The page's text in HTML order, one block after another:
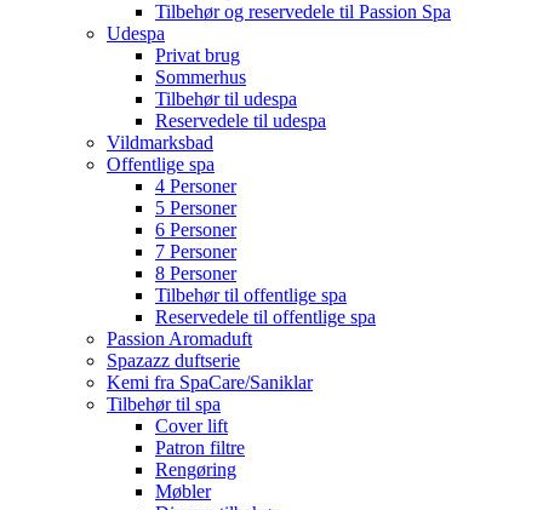
Tilbehør og reservedele til Passion Spa
Udespa
Privat brug
Sommerhus
Tilbehør til udespa
Reservedele til udespa
Vildmarksbad
Offentlige spa
4 Personer
5 Personer
6 Personer
7 Personer
8 Personer
Tilbehør til offentlige spa
Reservedele til offentlige spa
Passion Aromaduft
Spazazz duftserie
Kemi fra SpaCare/Saniklar
Tilbehør til spa
Cover lift
Patron filtre
Rengøring
Møbler